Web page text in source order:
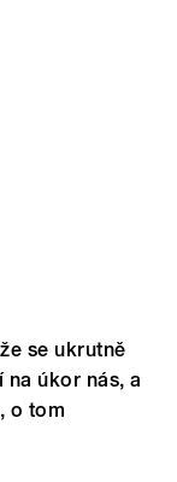
se ukrutně
úkor nás, a
o tom